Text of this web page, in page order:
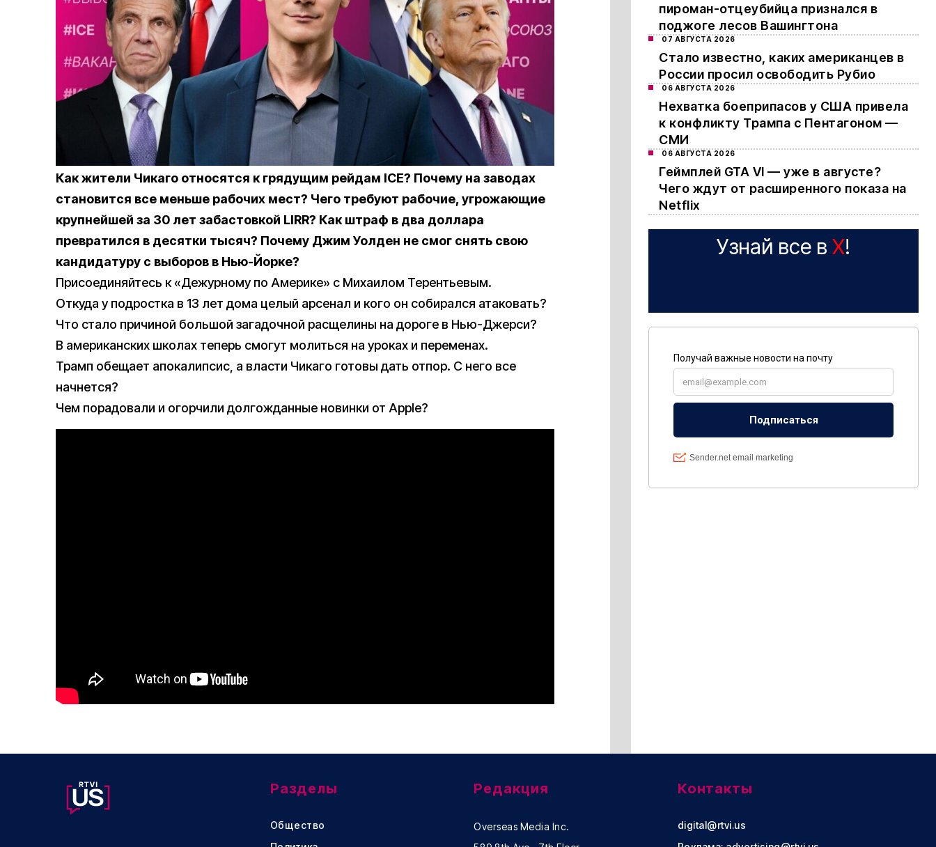
Как жители Чикаго относятся к грядущим рейдам ICE? Почему на заводах
становится все меньше рабочих мест? Чего требуют рабочие, угрожающие
крупнейшей за 30 лет забастовкой LIRR? Как штраф в два доллара
превратился в десятки тысяч? Почему Джим Уолден не смог снять свою
кандидатуру с выборов в Нью-Йорке?
Присоединяйтесь к «Дежурному по Америке» с Михаилом Терентьевым.
Откуда у подростка в 13 лет дома целый арсенал и кого он собирался атаковать?
Что стало причиной большой загадочной расщелины на дороге в Нью-Джерси?
В американских школах теперь смогут молиться на уроках и переменах.
Трамп обещает апокалипсис, а власти Чикаго готовы дать отпор. С него все
начнется?
Чем порадовали и огорчили долгожданные новинки от Apple?
пироман-отцеубийца признался в
поджоге лесов Вашингтона
07 АВГУСТА 2026
Стало известно, каких американцев в
России просил освободить Рубио
06 АВГУСТА 2026
Нехватка боеприпасов у США привела
к конфликту Трампа с Пентагоном —
СМИ
06 АВГУСТА 2026
Геймплей GTA VI — уже в августе?
Чего ждут от расширенного показа на
Netflix
Узнай все в X!
Разделы
Общество
Редакция
Overseas Media Inc.
Контакты
digital@rtvi.us